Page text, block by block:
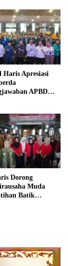
Apresiasi
APBD
Dorong
Muda
Batik